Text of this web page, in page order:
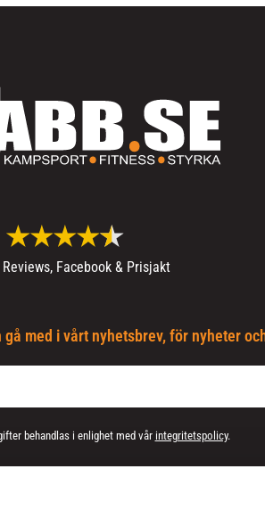
Reviews, Facebook & Prisjakt
med i vårt nyhetsbrev, för nyheter
behandlas i enlighet med vår integritetspolicy.